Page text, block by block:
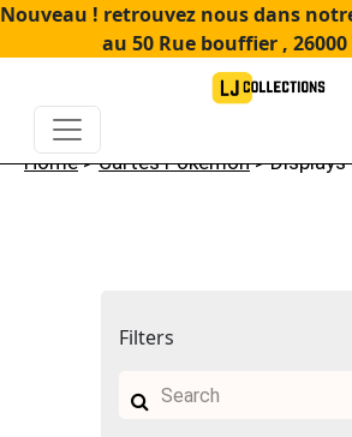
Nouveau ! retrouvez nous dans
au 50 Rue bouffier , 26000
Home>Cartes Pokémon>
Filters
Search
for: